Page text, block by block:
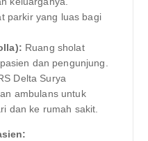
parkir yang luas bagi
Ruang sholat
dan pengunjung.
Delta Surya
ambulans untuk
dan ke rumah sakit.